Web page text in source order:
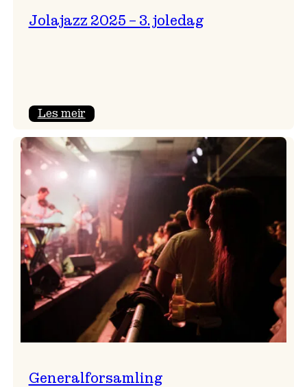
Jolajazz 2025 – 3. joledag
Les meir:
2025
–
joledag
Generalforsamling